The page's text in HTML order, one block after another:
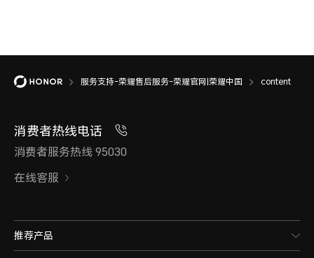
服务支持-荣耀售后服务-荣耀官网|荣耀中国 content
消费者热线电话
消费者服务热线 95030
在线客服
推荐产品